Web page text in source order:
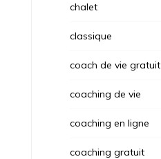
chalet
classique
coach de vie gratuit
coaching de vie
coaching en ligne
coaching gratuit